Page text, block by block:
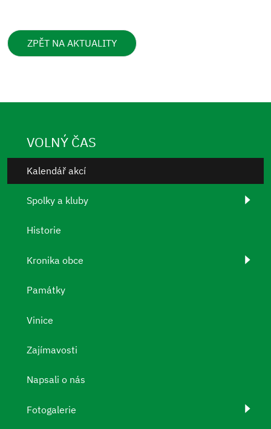
ZPĚT NA AKTUALITY
VOLNÝ ČAS
Kalendář akcí
Spolky a kluby
Historie
Kronika obce
Památky
Vinice
Zajímavosti
Napsali o nás
Fotogalerie